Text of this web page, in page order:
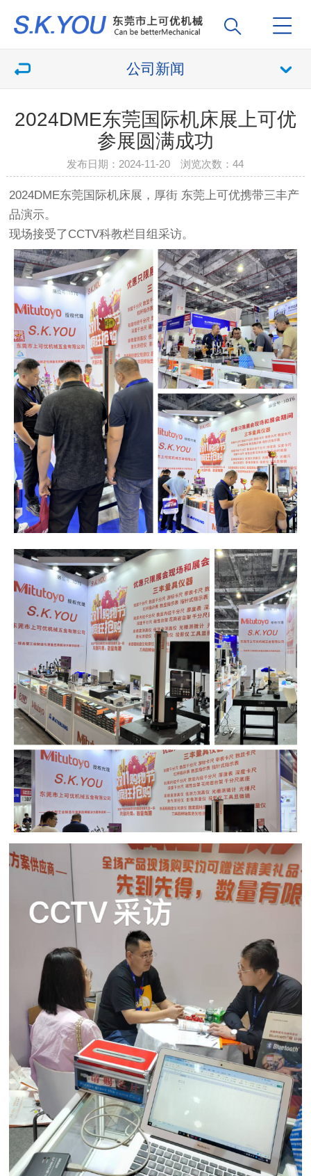
公司新闻
2024DME东莞国际机床展上可优
参展圆满成功
发布日期：2024-11-20 浏览次数：44
2024DME东莞国际机床展，厚街 东莞上可优携带三丰产
品演示。
现场接受了CCTV科教栏目组采访。